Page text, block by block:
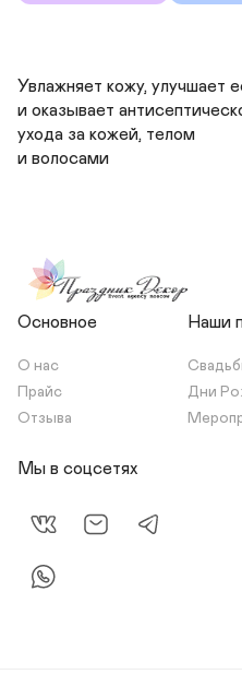
Увлажняет кожу, улучшает
и оказывает
ухода за кожей, телом
и волосами
Основное
О нас
Прайс
Отзыва
Наши
Дни
Мы в соцсетях